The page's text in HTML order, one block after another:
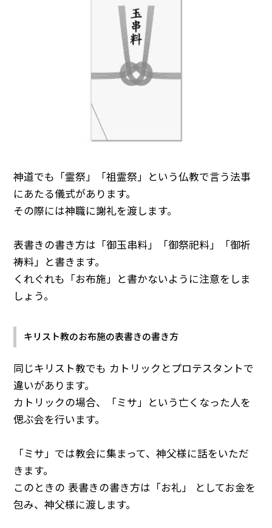
神道でも「霊祭」「祖霊祭」という仏教で言う法事
にあたる儀式があります。
その際には神職に謝礼を渡します。
表書きの書き方は「御玉串料」「御祭祀料」「御祈
祷料」と書きます。
くれぐれも「お布施」と書かないように注意をしま
しょう。
キリスト教のお布施の表書きの書き方
同じキリスト教でも カトリックとプロテスタントで
違いがあります。
カトリックの場合、「ミサ」という亡くなった人を
偲ぶ会を行います。
「ミサ」では教会に集まって、神父様に話をいただ
きます。
このときの 表書きの書き方は「お礼」 としてお金を
包み、神父様に渡します。